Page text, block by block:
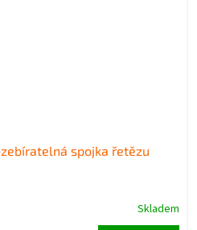
spojka řetězu
Skladem